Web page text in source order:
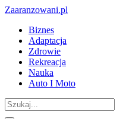
Zaaranzowani.pl
Biznes
Adaptacja
Zdrowie
Rekreacja
Nauka
Auto I Moto